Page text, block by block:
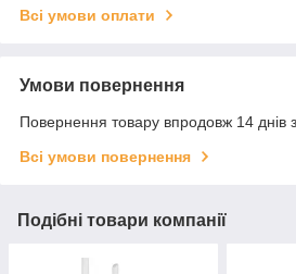
Всі умови оплати
Умови повернення
Повернення товару впродовж 14 днів
Всі умови повернення
Подібні товари компанії